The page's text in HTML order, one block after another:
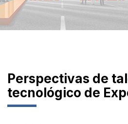
Perspectivas de
tecnológico de